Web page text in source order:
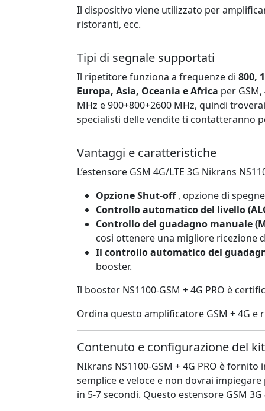
Il dispositivo viene utilizzato per
ristoranti, ecc.
Tipi di segnale supportati
Il ripetitore funziona a frequenze di 800,
Europa, Asia, Oceania e Africa per
MHz e 900+800+2600 MHz, quindi
specialisti delle vendite ti contatteranno
Vantaggi e caratteristiche
L’estensore GSM 4G/LTE 3G Nikrans
Opzione Shut-off, opzione di
Controllo automatico del livello
Controllo del guadagno manuale
cosi ottenere una migliore ricezione
Il controllo automatico del
booster.
Il booster NS1100-GSM + 4G PRO è
Ordina questo amplificatore GSM + 4G
Contenuto e configurazione del kit
NIkrans NS1100-GSM + 4G PRO è
semplice e veloce e non dovrai
in 5-7 secondi. Questo estensore GSM